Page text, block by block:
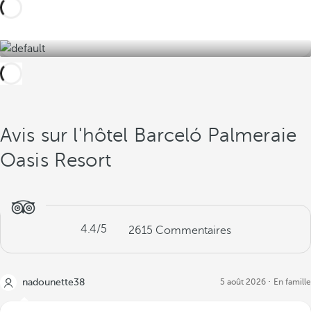
Avis sur l'hôtel Barceló Palmeraie
Oasis Resort
4.4/5 2615 Commentaires
nadounette38 5 août 2026 En famille